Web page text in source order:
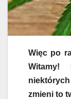
Więc po
Witamy!
zmieni to